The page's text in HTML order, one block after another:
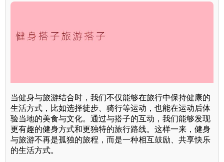
当健身与旅游结合时，我们不仅能够在旅行中保持健康的
生活方式，比如选择徒步、骑行等运动，也能在运动后体
验当地的美食与文化。通过与搭子的互动，我们能够发现
更有趣的健身方式和更独特的旅行路线。这样一来，健身
与旅游不再是孤独的旅程，而是一种相互鼓励、共享快乐
的生活方式。